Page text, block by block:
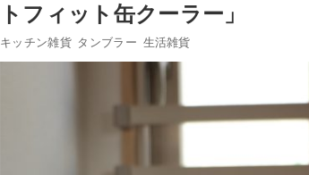
トフィット缶クーラー」
キッチン雑貨 タンブラー 生活雑貨